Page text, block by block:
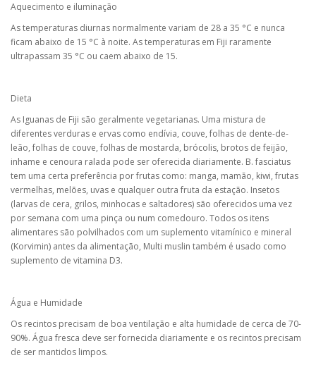
Aquecimento e iluminação
As temperaturas diurnas normalmente variam de 28 a 35 °C e nunca
ficam abaixo de 15 °C à noite. As temperaturas em Fiji raramente
ultrapassam 35 °C ou caem abaixo de 15.
Dieta
As Iguanas de Fiji são geralmente vegetarianas. Uma mistura de
diferentes verduras e ervas como endívia, couve, folhas de dente-de-
leão, folhas de couve, folhas de mostarda, brócolis, brotos de feijão,
inhame e cenoura ralada pode ser oferecida diariamente. B. fasciatus
tem uma certa preferência por frutas como: manga, mamão, kiwi, frutas
vermelhas, melões, uvas e qualquer outra fruta da estação. Insetos
(larvas de cera, grilos, minhocas e saltadores) são oferecidos uma vez
por semana com uma pinça ou num comedouro. Todos os itens
alimentares são polvilhados com um suplemento vitamínico e mineral
(Korvimin) antes da alimentação, Multi muslin também é usado como
suplemento de vitamina D3.
Água e Humidade
Os recintos precisam de boa ventilação e alta humidade de cerca de 70-
90%. Água fresca deve ser fornecida diariamente e os recintos precisam
de ser mantidos limpos.